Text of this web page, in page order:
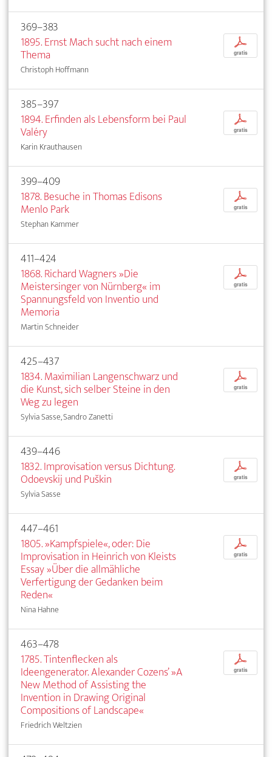
369–383
1895. Ernst Mach sucht nach einem
Thema
Christoph Hoffmann
p
gratis
385–397
1894. Erfinden als Lebensform bei Paul
Valéry
Karin Krauthausen
p
gratis
399–409
1878. Besuche in Thomas Edisons
Menlo Park
Stephan Kammer
p
gratis
411–424
1868. Richard Wagners »Die
Meistersinger von Nürnberg« im
Spannungsfeld von Inventio und
Memoria
Martin Schneider
p
gratis
425–437
1834. Maximilian Langenschwarz und
die Kunst, sich selber Steine in den
Weg zu legen
Sylvia Sasse, Sandro Zanetti
p
gratis
439–446
1832. Improvisation versus Dichtung.
Odoevskij und Puškin
Sylvia Sasse
p
gratis
447–461
1805. »Kampfspiele«, oder: Die
Improvisation in Heinrich von Kleists
Essay »Über die allmähliche
Verfertigung der Gedanken beim
Reden«
Nina Hahne
p
gratis
463–478
1785. Tintenflecken als
Ideengenerator. Alexander Cozens’ »A
New Method of Assisting the
Invention in Drawing Original
Compositions of Landscape«
Friedrich Weltzien
p
gratis